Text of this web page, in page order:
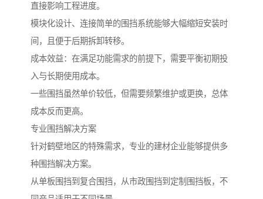
直接影响工程进度。
模块化设计、连接简单的围挡系统能够大幅缩短安装时
间，且便于后期拆卸转移。
成本效益：在满足功能需求的前提下，需要平衡初期投
入与长期使用成本。
一些围挡虽然单价较低，但需要频繁维护或更换，总体
成本反而更高。
专业围挡解决方案
针对鹤壁地区的特殊需求，专业的建材企业能够提供多
种围挡解决方案。
从单板围挡到复合围挡，从市政围挡到定制围挡板，不